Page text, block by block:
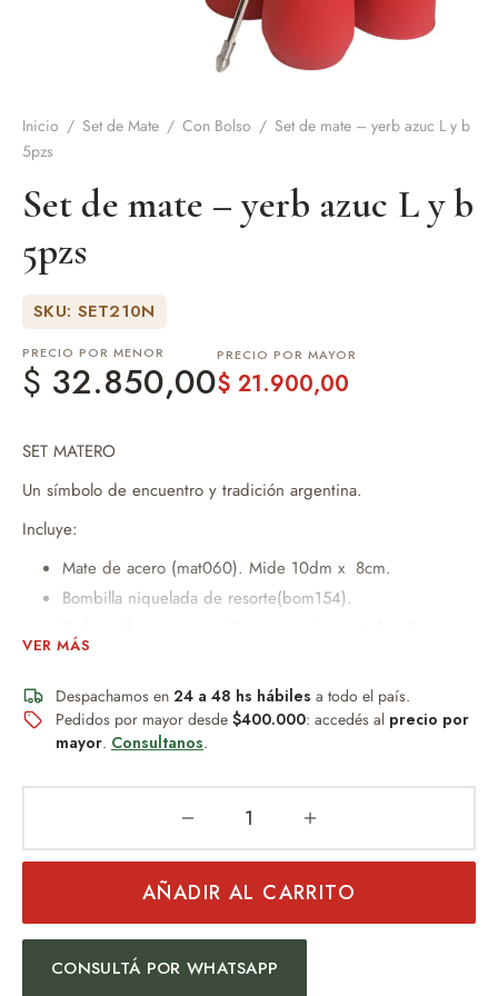
Inicio / Set de Mate / Con Bolso / Set de mate – yerb azuc L y b
5pzs
Set de mate – yerb azuc L y b
5pzs
SKU: SET210N
PRECIO POR MENOR
$ 32.850,00
PRECIO POR MAYOR
$ 21.900,00
SET MATERO
Un símbolo de encuentro y tradición argentina.
Incluye:
Mate de acero (mat060). Mide 10dm x 8cm.
Bombilla niquelada de resorte(bom154).
prástico de 10cm x 8dm.
Yerbera/Azucarera grande con pico vertedor de plástico
14cm x 27cm x 8dm
Bolso canasto matero , Mide 22cm x 11cm de base x
Un obsequio distinguido que combina diseño, practicidad y
Ideal para:
Regalo empresarial
VER MÁS
Despachamos en 24 a 48 hs hábiles a todo el país.
Pedidos por mayor desde $400.000: accedés al precio por
mayor. Consultanos.
AÑADIR AL CARRITO
CONSULTÁ POR WHATSAPP
y accesorios